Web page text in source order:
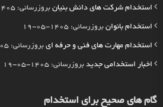
استخدام شرکت های دانش بنیان بروزرسانی: 1405-05-19
استخدام بانوان بروزرسانی: 1405-05-19
استخدام مهارت های فنی و حرفه ای بروزرسانی: 1405-05-19
اخبار استخدامی جدید بروزرسانی: 1405-05-19
گام های صحیح برای استخدام